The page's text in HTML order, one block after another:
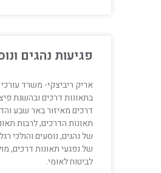
פגיעות נהגים
אריק ריביצקי- משרד
בתאונות דרכים ובהשגת
דרכים מאיזור באר שבע
תאונות הדרכים, לרבות
של נהגים, נוסעים והולכי
של נפגעי תאונות דרכים,
לביטוח לאומי.